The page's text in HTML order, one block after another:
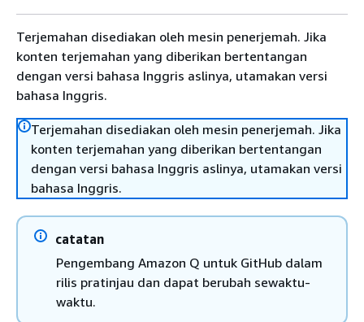
Terjemahan disediakan oleh mesin penerjemah. Jika
konten terjemahan yang diberikan bertentangan
dengan versi bahasa Inggris aslinya, utamakan versi
bahasa Inggris.
Terjemahan disediakan oleh mesin penerjemah. Jika
konten terjemahan yang diberikan bertentangan
dengan versi bahasa Inggris aslinya, utamakan versi
bahasa Inggris.
catatan
Pengembang Amazon Q untuk GitHub dalam
rilis pratinjau dan dapat berubah sewaktu-
waktu.